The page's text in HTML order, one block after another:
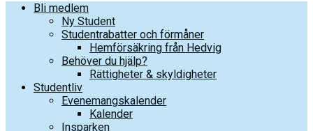
Bli medlem
Ny Student
Studentrabatter och förmåner
Hemförsäkring från Hedvig
Behöver du hjälp?
Rättigheter & skyldigheter
Studentliv
Evenemangskalender
Kalender
Insparken